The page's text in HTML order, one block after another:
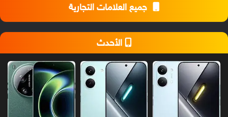
جميع العلامات التجارية
الأحدث